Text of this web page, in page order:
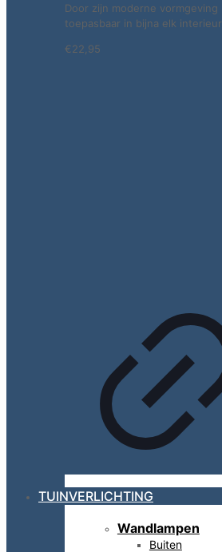
Door zijn moderne vormgeving
toepasbaar in bijna elk interieur.
€22,95
TUINVERLICHTING
Wandlampen
Buiten